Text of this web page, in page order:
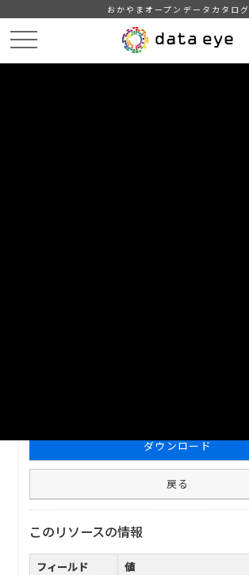
おかやまオープンデータカタログ
ダウンロード
戻る
このリソースの情報
フィールド
値